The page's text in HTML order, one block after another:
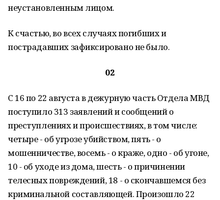
неустановленным лицом.
К счастью, во всех случаях погибших и
пострадавших зафиксировано не было.
02
С 16 по 22 августа в дежурную часть Отдела МВД
поступило 313 заявлений и сообщений о
преступлениях и происшествиях, в том числе:
четыре - об угрозе убийством, пять - о
мошенничестве, восемь - о краже, одно - об угоне,
10 - об уходе из дома, шесть - о причинении
телесных повреждений, 18 - о скончавшемся без
криминальной составляющей. Произошло 22